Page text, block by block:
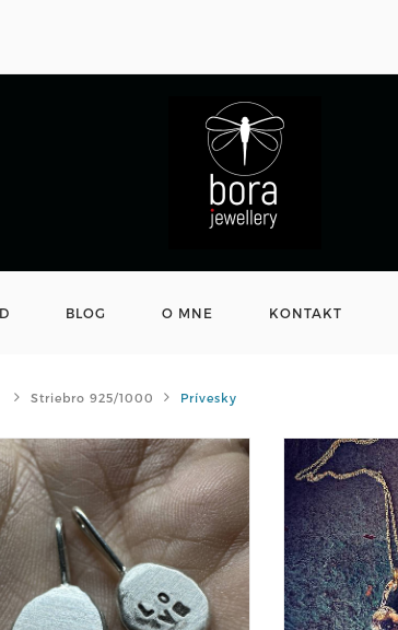
BLOG O MNE KONTAKT
Striebro 925/1000 Prívesky